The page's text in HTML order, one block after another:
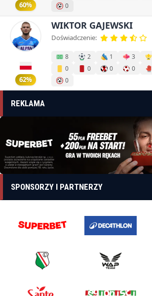
60%
0
62%
WIKTOR GAJEWSKI
Doświadczenie:
8 2 1 3
0
0 0 0
0
REKLAMA
SPONSORZY I PARTNERZY